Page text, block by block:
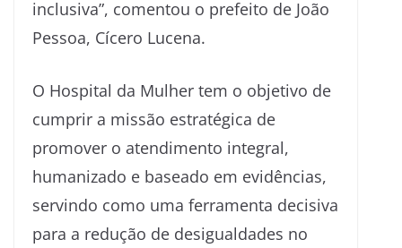
inclusiva”, comentou o prefeito de João
Pessoa, Cícero Lucena.
O Hospital da Mulher tem o objetivo de
cumprir a missão estratégica de
promover o atendimento integral,
humanizado e baseado em evidências,
servindo como uma ferramenta decisiva
para a redução de desigualdades no